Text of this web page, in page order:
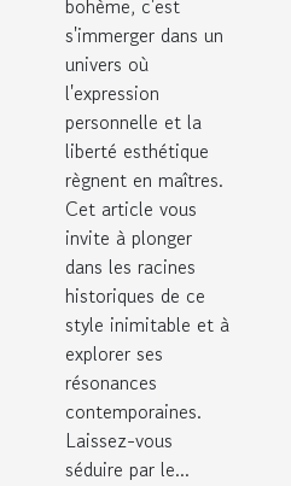
bohème, c'est
s'immerger dans un
univers où
l'expression
personnelle et la
liberté esthétique
règnent en maîtres.
Cet article vous
invite à plonger
dans les racines
historiques de ce
style inimitable et à
explorer ses
résonances
contemporaines.
Laissez-vous
séduire par le...